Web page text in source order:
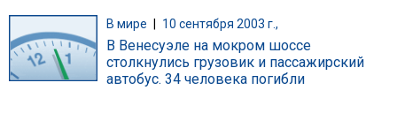
В мире 10 сентября 2003 г.,
В Венесуэле на мокром шоссе
столкнулись грузовик и пассажирский
автобус. 34 человека погибли